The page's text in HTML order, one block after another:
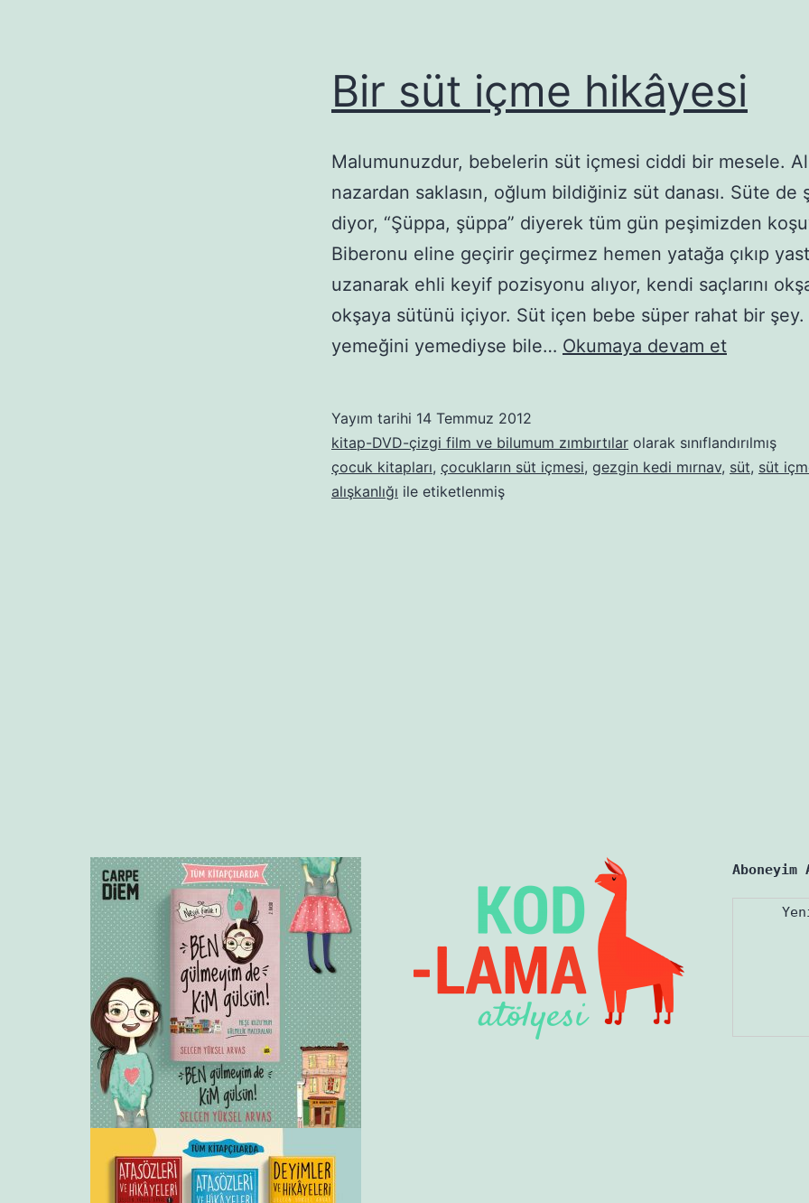
Bir süt içme hikâyesi
Malumunuzdur, bebelerin süt içmesi ciddi bir mesele.
nazardan saklasın, oğlum bildiğiniz süt danası. Süte de
diyor, “Şüppa, şüppa” diyerek tüm gün peşimizden
Biberonu eline geçirir geçirmez hemen yatağa çıkıp
uzanarak ehli keyif pozisyonu alıyor, kendi saçlarını
okşaya sütünü içiyor. Süt içen bebe süper rahat bir şey.
yemeğini yemediyse bile… Okumaya devam etBir
hikâyesi
Yayım tarihi 14 Temmuz 2012
kitap-DVD-çizgi film ve bilumum zımbırtılar olarak sınıflandırılmış
çocuk kitapları, çocukların süt içmesi, gezgin kedi mırnav, süt, süt
alışkanlığı ile etiketlenmiş
Aboneyim